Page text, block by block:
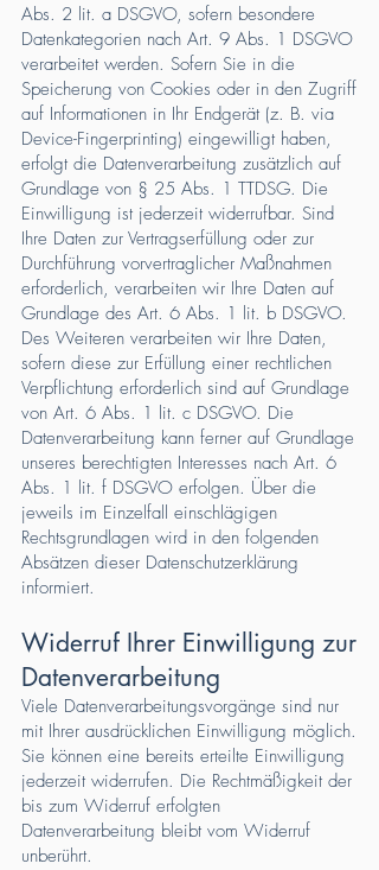
Abs. 2 lit. a DSGVO, sofern besondere
Datenkategorien nach Art. 9 Abs. 1 DSGVO
verarbeitet werden. Sofern Sie in die
Speicherung von Cookies oder in den Zugriff
auf Informationen in Ihr Endgerät (z. B. via
Device-Fingerprinting) eingewilligt haben,
erfolgt die Datenverarbeitung zusätzlich auf
Grundlage von § 25 Abs. 1 TTDSG. Die
Einwilligung ist jederzeit widerrufbar. Sind
Ihre Daten zur Vertragserfüllung oder zur
Durchführung vorvertraglicher Maßnahmen
erforderlich, verarbeiten wir Ihre Daten auf
Grundlage des Art. 6 Abs. 1 lit. b DSGVO.
Des Weiteren verarbeiten wir Ihre Daten,
sofern diese zur Erfüllung einer rechtlichen
Verpflichtung erforderlich sind auf Grundlage
von Art. 6 Abs. 1 lit. c DSGVO. Die
Datenverarbeitung kann ferner auf Grundlage
unseres berechtigten Interesses nach Art. 6
Abs. 1 lit. f DSGVO erfolgen. Über die
jeweils im Einzelfall einschlägigen
Rechtsgrundlagen wird in den folgenden
Absätzen dieser Datenschutzerklärung
informiert.
Widerruf Ihrer Einwilligung zur
Datenverarbeitung
Viele Datenverarbeitungsvorgänge sind nur
mit Ihrer ausdrücklichen Einwilligung möglich.
Sie können eine bereits erteilte Einwilligung
jederzeit widerrufen. Die Rechtmäßigkeit der
bis zum Widerruf erfolgten
Datenverarbeitung bleibt vom Widerruf
unberührt.